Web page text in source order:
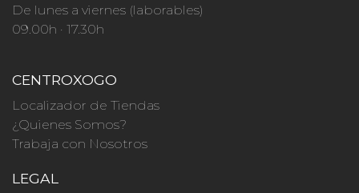
De lunes a viernes (laborables)
09.00h · 17.30h
CENTROXOGO
Localizador de Tiendas
¿Quienes Somos?
Trabaja con Nosotros
LEGAL